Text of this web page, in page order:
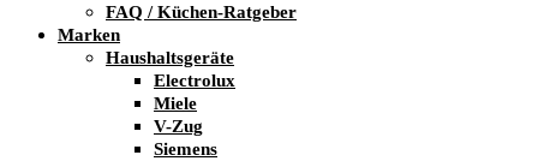
FAQ / Küchen-Ratgeber
Marken
Haushaltsgeräte
Electrolux
Miele
V-Zug
Siemens